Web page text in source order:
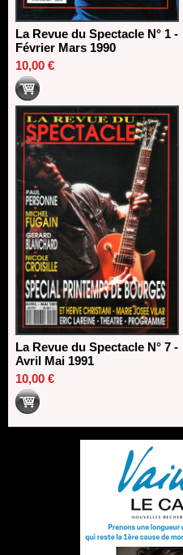
La Revue du Spectacle N° 1 -
Février Mars 1990
10,00 €
La Revue du Spectacle N° 7 -
Avril Mai 1991
10,00 €